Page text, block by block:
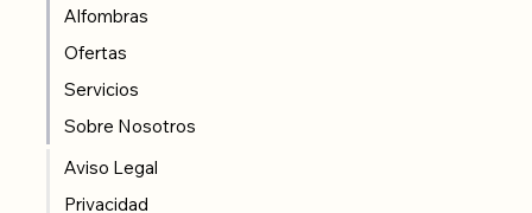
Alfombras
Ofertas
Servicios
Sobre Nosotros
Aviso Legal
Privacidad